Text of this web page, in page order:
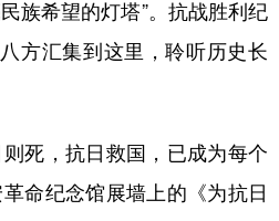
希望的灯塔”。抗战胜利纪
方汇集到这里，聆听历史长
死，抗日救国，已成为每个
命纪念馆展墙上的《为抗日